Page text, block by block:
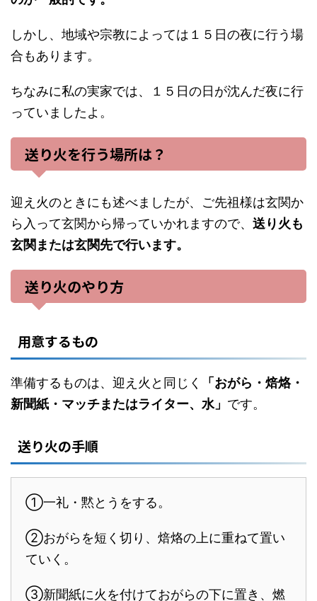
しかし、地域や宗教によっては１５日の夜に行う場
合もあります。
ちなみに私の実家では、１５日の日が沈んだ夜に行
っていましたよ。
送り火を行う場所は？
迎え火のときにも述べましたが、ご先祖様は玄関か
ら入って玄関から帰っていかれますので、 送り火も
玄関または玄関先で行います。
送り火のやり方
用意するもの
準備するものは、迎え火と同じく
「おがら・焙烙・
新聞紙・マッチまたはライター、水」 です。
送り火の手順
①一礼・黙とうをする。
②おがらを短く切り、焙烙の上に重ねて置い
ていく。
③新聞紙に火を付けておがらの下に置き、燃